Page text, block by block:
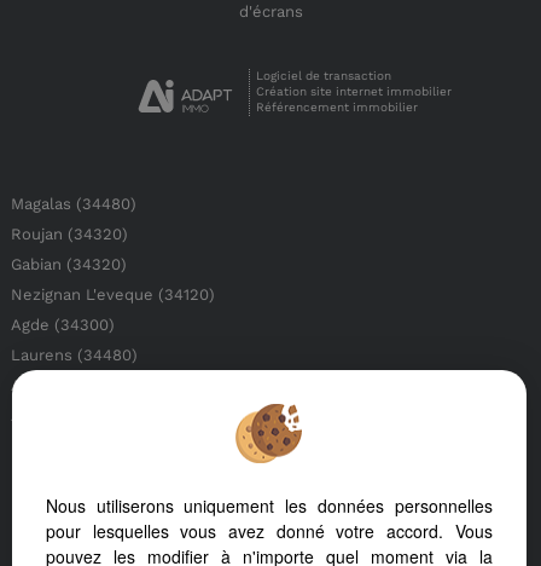
d'écrans
Logiciel de transaction
Création site internet immobilier
Référencement immobilier
Magalas (34480)
Roujan (34320)
Gabian (34320)
Nezignan L'eveque (34120)
Agde (34300)
Laurens (34480)
Alignan Du Vent (34290)
Pouzolles (34480)
Belarga (34230)
Nous utiliserons uniquement les données personnelles
pour lesquelles vous avez donné votre accord. Vous
pouvez les modifier à n'importe quel moment via la